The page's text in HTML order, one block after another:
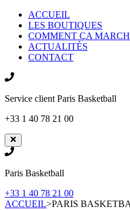
ACCUEIL
LES BOUTIQUES
COMMENT ÇA
ACTUALITÉS
CONTACT
Service client Paris Basketball
+33 1 40 78 21 00
Paris Basketball
+33 1 40 78 21 00
ACCUEIL>PARIS